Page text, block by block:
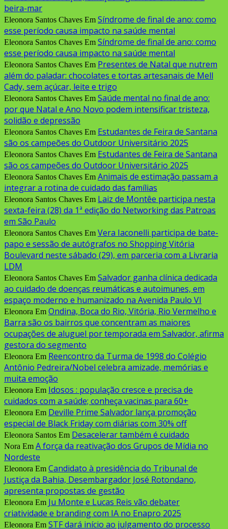
beira-mar
Eleonora Santos Chaves Em Síndrome de final de ano: como
esse período causa impacto na saúde mental
Eleonora Santos Chaves Em Síndrome de final de ano: como
esse período causa impacto na saúde mental
Eleonora Santos Chaves Em Presentes de Natal que nutrem
além do paladar: chocolates e tortas artesanais de Mell
Cady, sem açúcar, leite e trigo
Eleonora Santos Chaves Em Saúde mental no final de ano:
por que Natal e Ano Novo podem intensificar tristeza,
solidão e depressão
Eleonora Santos Chaves Em Estudantes de Feira de Santana
são os campeões do Outdoor Universitário 2025
Eleonora Santos Chaves Em Estudantes de Feira de Santana
são os campeões do Outdoor Universitário 2025
Eleonora Santos Chaves Em Animais de estimação passam a
integrar a rotina de cuidado das famílias
Eleonora Santos Chaves Em Laiz de Montêe participa nesta
sexta-feira (28) da 1ª edição do Networking das Patroas
em São Paulo
Eleonora Santos Chaves Em Vera Iaconelli participa de bate-
papo e sessão de autógrafos no Shopping Vitória
Boulevard neste sábado (29), em parceria com a Livraria
LDM
Eleonora Santos Chaves Em Salvador ganha clínica dedicada
ao cuidado de doenças reumáticas e autoimunes, em
espaço moderno e humanizado na Avenida Paulo VI
Eleonora Em Ondina, Boca do Rio, Vitória, Rio Vermelho e
Barra são os bairros que concentram as maiores
ocupações de aluguel por temporada em Salvador, afirma
gestora do segmento
Eleonora Em Reencontro da Turma de 1998 do Colégio
Antônio Pedreira/Nobel celebra amizade, memórias e
muita emoção
Eleonora Em Idosos : população cresce e precisa de
cuidados com a saúde; conheça vacinas para 60+
Eleonora Em Deville Prime Salvador lança promoção
especial de Black Friday com diárias com 30% off
Eleonora Santos Em Desacelerar também é cuidado
Nora Em A força da reativação dos Grupos de Mídia no
Nordeste
Eleonora Em Candidato à presidência do Tribunal de
Justiça da Bahia, Desembargador José Rotondano,
apresenta propostas de gestão
Eleonora Em Ju Monte e Lucas Reis vão debater
criatividade e branding com IA no Enapro 2025
Eleonora Em STF dará início ao julgamento do processo